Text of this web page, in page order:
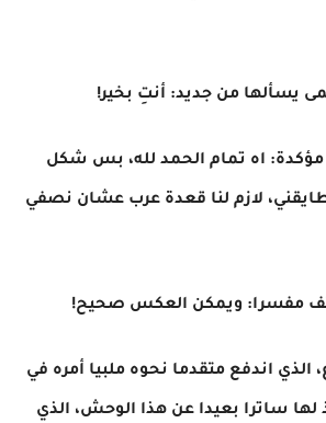
يسألها من جديد: أنتِ بخير!
اه تمام الحمد لله، بس شكل
لازم لنا قعدة عرب عشان نصفي
مفسرا: ويمكن العكس صحيح!
اندفع متقدما نحوه ملبيا أمره في
ساترا بعيدا عن هذا الوحش، الذي